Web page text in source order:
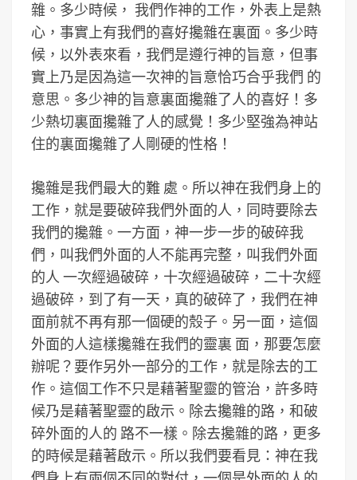
雜。多少時候， 我們作神的工作，外表上是熱
心，事實上有我們的喜好攙雜在裏面。多少時
候，以外表來看，我們是遵行神的旨意，但事
實上乃是因為這一次神的旨意恰巧合乎我們 的
意思。多少神的旨意裏面攙雜了人的喜好！多
少熱切裏面攙雜了人的感覺！多少堅強為神站
住的裏面攙雜了人剛硬的性格！
攙雜是我們最大的難 處。所以神在我們身上的
工作，就是要破碎我們外面的人，同時要除去
我們的攙雜。一方面，神一步一步的破碎我
們，叫我們外面的人不能再完整，叫我們外面
的人 一次經過破碎，十次經過破碎，二十次經
過破碎，到了有一天，真的破碎了，我們在神
面前就不再有那一個硬的殼子。另一面，這個
外面的人這樣攙雜在我們的靈裏 面，那要怎麼
辦呢？要作另外一部分的工作，就是除去的工
作。這個工作不只是藉著聖靈的管治，許多時
候乃是藉著聖靈的啟示。除去攙雜的路，和破
碎外面的人的 路不一樣。除去攙雜的路，更多
的時候是藉著啟示。所以我們要看見：神在我